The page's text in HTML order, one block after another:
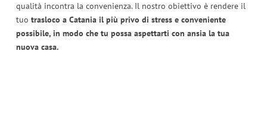
qualità incontra la convenienza. Il nostro obiettivo è rendere il
tuo trasloco a Catania il più privo di stress e conveniente
possibile, in modo che tu possa aspettarti con ansia la tua
nuova casa.